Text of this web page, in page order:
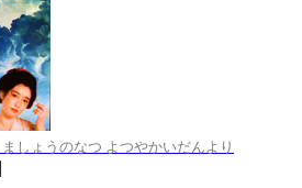
ましょうのなつ よつやかいだんより